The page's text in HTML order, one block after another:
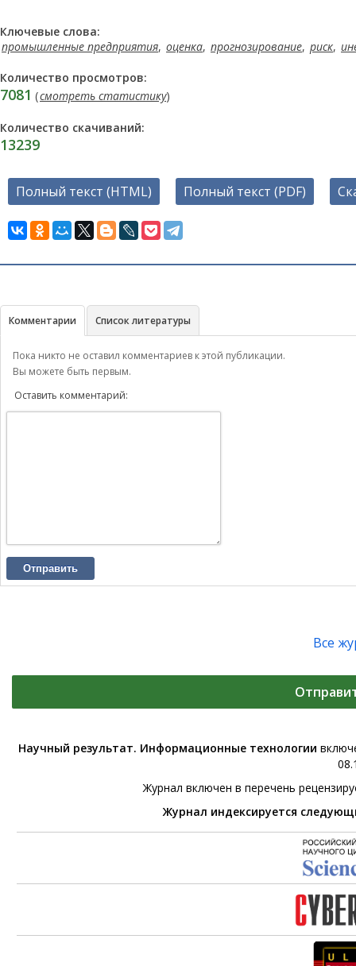
Ключевые слова:
промышленные предприятия, оценка, прогнозирование, риск,
Количество просмотров:
7081 (смотреть статистику)
Количество скачиваний:
13239
Полный текст (HTML) Полный текст (PDF)
Комментарии Список литературы
Пока никто не оставил комментариев к этой публикации.
Вы можете быть первым.
Оставить комментарий:
Отправить
Все
Научный результат. Информационные технологии
Журнал включен в перечень
Журнал индексируется